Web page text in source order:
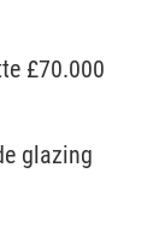
£70.000
glazing